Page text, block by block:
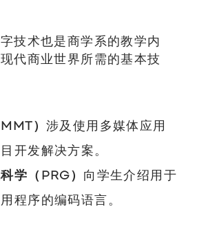
技术也是商学系的教学内
代商业世界所需的基本技
） 涉及使用多媒体应用
开发解决方案。
学（PRG） 向学生介绍用于
程序的编码语言。